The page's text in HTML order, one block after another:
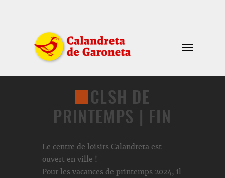
CLSH DE
PRINTEMPS | FIN
Le centre de loisirs Calandreta est
ouvert en ville !
Pour les vacances de printemps 2024, il